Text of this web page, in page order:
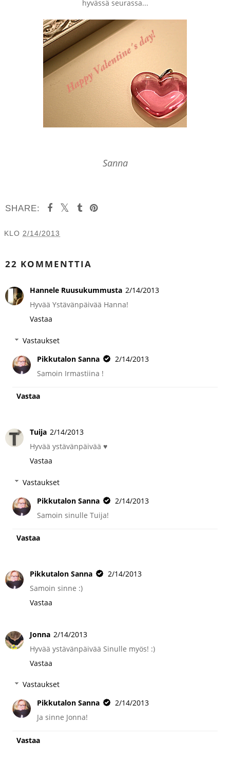
hyvässä seurassa...
Sanna
SHARE:
KLO 2/14/2013
22 KOMMENTTIA
Hannele Ruusukummusta 2/14/2013
Hyvää Ystävänpäivää Hanna!
Vastaa
Vastaukset
Pikkutalon Sanna
2/14/2013
Samoin Irmastiina !
Vastaa
Tuija 2/14/2013
Hyvää ystävänpäivää ♥
Vastaa
Vastaukset
Pikkutalon Sanna
2/14/2013
Samoin sinulle Tuija!
Vastaa
Pikkutalon Sanna
2/14/2013
Samoin sinne :)
Vastaa
Jonna 2/14/2013
Hyvää ystävänpäivää Sinulle myös! :)
Vastaa
Vastaukset
Pikkutalon Sanna
2/14/2013
Ja sinne Jonna!
Vastaa